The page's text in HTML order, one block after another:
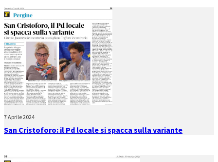
7 Aprile 2024
San Cristoforo: il Pd locale si spacca sulla variante